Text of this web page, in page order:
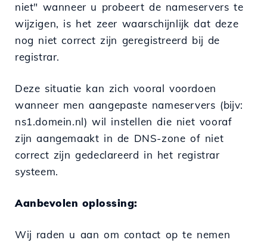
niet" wanneer u probeert de nameservers te
wijzigen, is het zeer waarschijnlijk dat deze
nog niet correct zijn geregistreerd bij de
registrar.
Deze situatie kan zich vooral voordoen
wanneer men aangepaste nameservers (bijv:
ns1.domein.nl) wil instellen die niet vooraf
zijn aangemaakt in de DNS-zone of niet
correct zijn gedeclareerd in het registrar
systeem.
Aanbevolen oplossing:
Wij raden u aan om contact op te nemen